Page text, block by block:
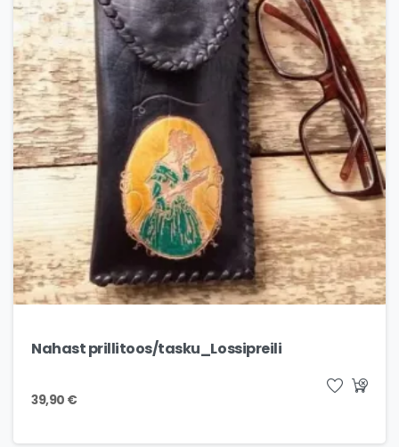
Nahast prillitoos/tasku_Lossipreili
39,90 €